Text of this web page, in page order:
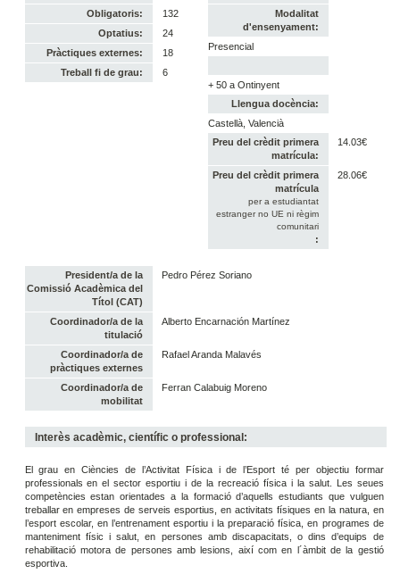
Obligatoris:
132
Optatius:
24
Pràctiques externes:
18
Treball fi de grau:
6
Modalitat
d'ensenyament:
Presencial
+ 50 a Ontinyent
Llengua docència:
Castellà, Valencià
Preu del crèdit primera
matrícula:
14.03€
Preu del crèdit primera
matrícula
per a estudiantat
estranger no UE ni règim
comunitari
:
28.06€
President/a de la
Comissió Acadèmica del
Títol (CAT)
Pedro Pérez Soriano
Coordinador/a de la
titulació
Alberto Encarnación Martínez
Coordinador/a de
pràctiques externes
Rafael Aranda Malavés
Coordinador/a de
mobilitat
Ferran Calabuig Moreno
Interès acadèmic, científic o professional:
El grau en Ciències de l’Activitat Física i de l’Esport té per objectiu formar
professionals en el sector esportiu i de la recreació física i la salut. Les seues
competències estan orientades a la formació d’aquells estudiants que vulguen
treballar en empreses de serveis esportius, en activitats físiques en la natura, en
l’esport escolar, en l’entrenament esportiu i la preparació física, en programes de
manteniment físic i salut, en persones amb discapacitats, o dins d’equips de
rehabilitació motora de persones amb lesions, així com en l´àmbit de la gestió
esportiva.